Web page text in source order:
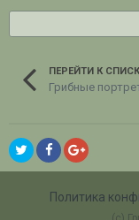
ПЕРЕЙТИ К
Грибные
Политика